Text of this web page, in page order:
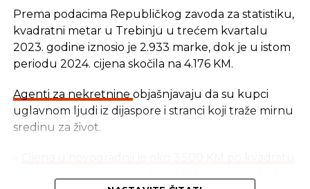
što dobijate.
Tek kad shvatite da drugi ne mogu da budu dio
vašeg iskustva ukoliko ih putem svog razmišljanja
ne pozovete u njega (ili putem pažnje koju im
poklanjate), kao i da okolnosti ne mogu biti dio
vašeg iskustva ukoliko ih putem svog razmišljanja
ne pozovete u njega (ili putem opažanja tih
Prema podacima Republičkog zavoda za statistiku,
kvadratni metar u Trebinju u trećem kvartalu
2023. godine iznosio je 2.933 marke, dok je u istom
periodu 2024. cijena skočila na 4.176 KM.
Agenti za nekretnine objašnjavaju da su kupci
uglavnom ljudi iz dijaspore i stranci koji traže mirnu
sredinu za život.